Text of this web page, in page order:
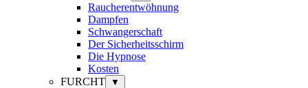
Raucherentwöhnung
Dampfen
Schwangerschaft
Der Sicherheitsschirm
Die Hypnose
Kosten
FURCHT
▼